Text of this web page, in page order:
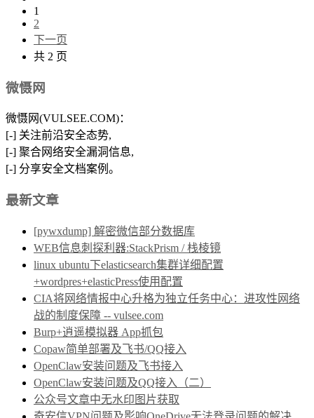
1
2
下一页
共 2 页
微慑网
微慑网(VULSEE.COM)：
[-] 关注前沿安全态势,
[-] 聚合网络安全漏洞信息,
[-] 分享安全文档案例。
最新文章
[pywxdump] 解密微信部分数据库
WEB信息刺探利器:StackPrism / 栈棱镜
linux ubuntu下elasticsearch集群详细配置
+wordpres+elasticPress使用配置
CIA将网络情报中心升格为独立任务中心：进攻性网络
战的制度保障 -- vulsee.com
Burp+逍遥模拟器 App抓包
Copaw简单部署及飞书/QQ接入
OpenClaw安装问题及飞书接入
OpenClaw安装问题及QQ接入（二）
公众号文章中无水印图片获取